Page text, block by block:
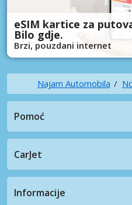
eSIM kartice za
Bilo gdje.
Brzi, pouzdani internet
Najam Automobila
Pomoć
CarJet
Informacije